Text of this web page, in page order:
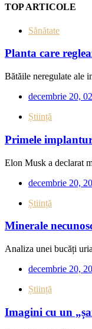
TOP ARTICOLE
Sănătate
Planta care
Bătăile neregulate ale
decembrie 20,
Știință
Primele
Elon Musk a declarat
decembrie 20,
Știință
Minerale
Analiza unei bucăți
decembrie 20,
Știință
Imagini cu un